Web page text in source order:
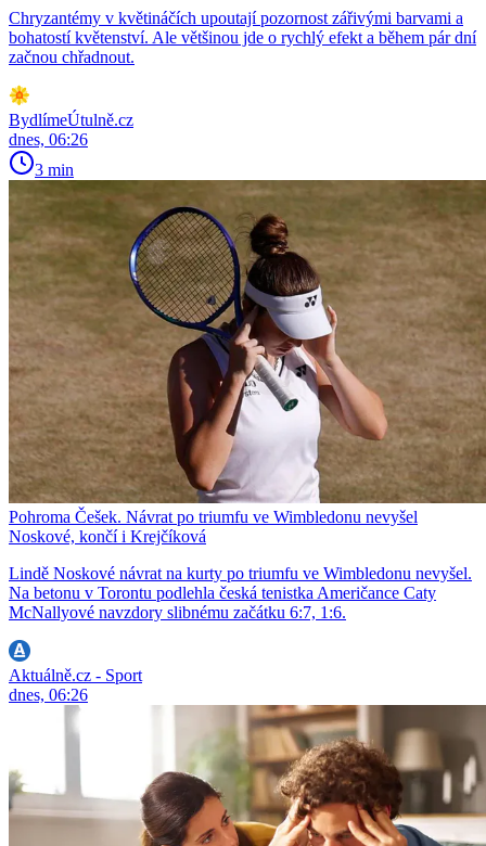
Chryzantémy v květináčích upoutají pozornost zářivými barvami a
bohatostí květenství. Ale většinou jde o rychlý efekt a během pár dní
začnou chřadnout.
BydlímeÚtulně.cz
dnes, 06:26
3 min
Pohroma Češek. Návrat po triumfu ve Wimbledonu nevyšel
Noskové, končí i Krejčíková
Lindě Noskové návrat na kurty po triumfu ve Wimbledonu nevyšel.
Na betonu v Torontu podlehla česká tenistka Američance Caty
McNallyové navzdory slibnému začátku 6:7, 1:6.
Aktuálně.cz - Sport
dnes, 06:26